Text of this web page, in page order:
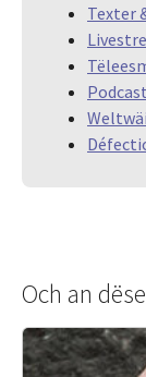
Texter
Podcast
Och an